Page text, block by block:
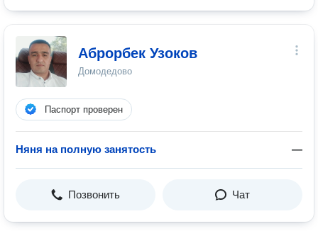
Аброрбек Узоков
Домодедово
Паспорт проверен
Няня на полную занятость —
Позвонить Чат